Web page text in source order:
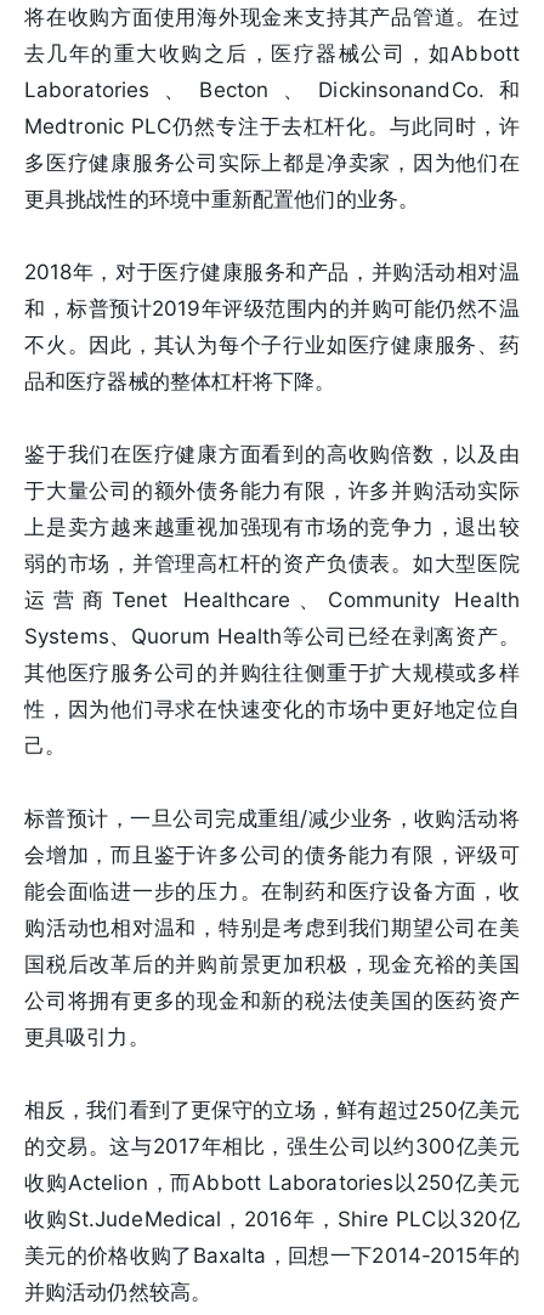
将在收购方面使用海外现金来支持其产品管道。在过
去几年的重大收购之后，医疗器械公司，如Abbott
Laboratories、Becton、DickinsonandCo.和
Medtronic PLC仍然专注于去杠杆化。与此同时，许
多医疗健康服务公司实际上都是净卖家，因为他们在
更具挑战性的环境中重新配置他们的业务。
2018年，对于医疗健康服务和产品，并购活动相对温
和，标普预计2019年评级范围内的并购可能仍然不温
不火。因此，其认为每个子行业如医疗健康服务、药
品和医疗器械的整体杠杆将下降。
鉴于我们在医疗健康方面看到的高收购倍数，以及由
于大量公司的额外债务能力有限，许多并购活动实际
上是卖方越来越重视加强现有市场的竞争力，退出较
弱的市场，并管理高杠杆的资产负债表。如大型医院
运营商Tenet Healthcare、Community Health
Systems、Quorum Health等公司已经在剥离资产。
其他医疗服务公司的并购往往侧重于扩大规模或多样
性，因为他们寻求在快速变化的市场中更好地定位自
己。
标普预计，一旦公司完成重组/减少业务，收购活动将
会增加，而且鉴于许多公司的债务能力有限，评级可
能会面临进一步的压力。在制药和医疗设备方面，收
购活动也相对温和，特别是考虑到我们期望公司在美
国税后改革后的并购前景更加积极，现金充裕的美国
公司将拥有更多的现金和新的税法使美国的医药资产
更具吸引力。
相反，我们看到了更保守的立场，鲜有超过250亿美元
的交易。这与2017年相比，强生公司以约300亿美元
收购Actelion，而Abbott Laboratories以250亿美元
收购St.JudeMedical，2016年，Shire PLC以320亿
美元的价格收购了Baxalta，回想一下2014-2015年的
并购活动仍然较高。